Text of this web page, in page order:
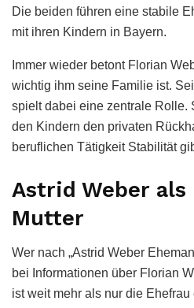
Die beiden führen eine stabile
mit ihren Kindern in Bayern.
Immer wieder betont Florian
wichtig ihm seine Familie ist.
spielt dabei eine zentrale Rolle.
den Kindern den privaten
beruflichen Tätigkeit Stabilität
Astrid Weber als
Mutter
Wer nach „Astrid Weber
bei Informationen über Florian
ist weit mehr als nur die